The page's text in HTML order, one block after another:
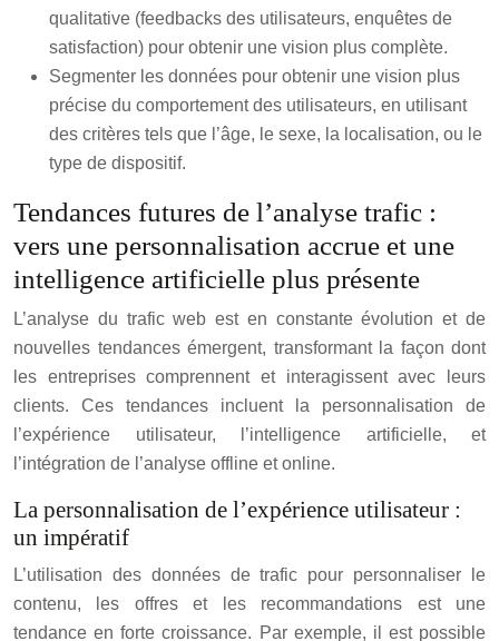
qualitative (feedbacks des utilisateurs, enquêtes de
satisfaction) pour obtenir une vision plus complète.
Segmenter les données pour obtenir une vision plus
précise du comportement des utilisateurs, en utilisant
des critères tels que l’âge, le sexe, la localisation, ou le
type de dispositif.
Tendances futures de l’analyse trafic :
vers une personnalisation accrue et une
intelligence artificielle plus présente
L’analyse du trafic web est en constante évolution et de
nouvelles tendances émergent, transformant la façon dont
les entreprises comprennent et interagissent avec leurs
clients. Ces tendances incluent la personnalisation de
l’expérience utilisateur, l’intelligence artificielle, et
l’intégration de l’analyse offline et online.
La personnalisation de l’expérience utilisateur :
un impératif
L’utilisation des données de trafic pour personnaliser le
contenu, les offres et les recommandations est une
tendance en forte croissance. Par exemple, il est possible